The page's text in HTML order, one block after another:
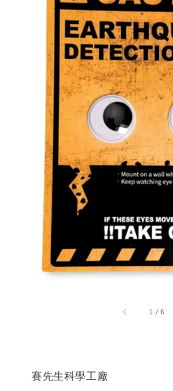
1 /6
賽先生科學工廠